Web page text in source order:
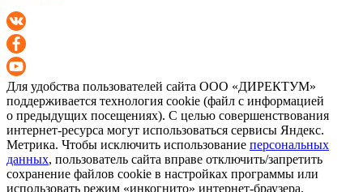
Для удобства пользователей сайта ООО «ДИРЕКТУМ»
поддерживается технология cookie (файл с информацией
о предыдущих посещениях). С целью совершенствования
интернет-ресурса могут использоваться сервисы Яндекс.
Метрика. Чтобы исключить использование персональных
данных, пользователь сайта вправе отключить/запретить
сохранение файлов cookie в настройках программы или
использовать режим «инкогнито» интернет-браузера.